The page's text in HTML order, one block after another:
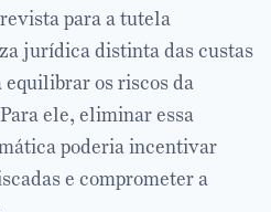
para a tutela
jurídica distinta das custas
equilibrar os riscos da
ele, eliminar essa
poderia incentivar
e comprometer a